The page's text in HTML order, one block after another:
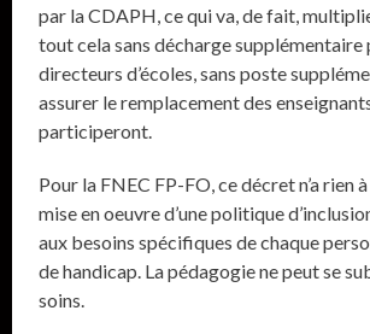
par la CDAPH, ce qui va, de fait,
tout cela sans décharge supplémentaire
directeurs d’écoles, sans poste
assurer le remplacement des
participeront.
Pour la FNEC FP-FO, ce décret n’a rien
mise en oeuvre d’une politique
aux besoins spécifiques de chaque
de handicap. La pédagogie ne peut se
soins.